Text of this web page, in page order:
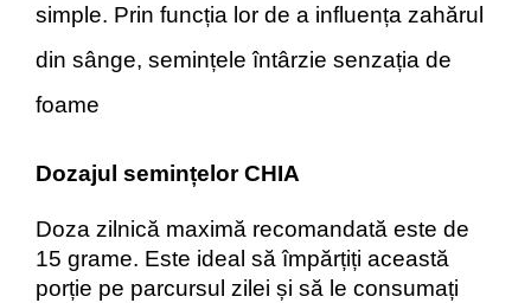
simple. Prin funcția lor de a influența zahărul
din sânge, semințele întârzie senzația de
foame
Dozajul semințelor CHIA
Doza zilnică maximă recomandată este de
15 grame. Este ideal să împărțiți această
porție pe parcursul zilei și să le consumați